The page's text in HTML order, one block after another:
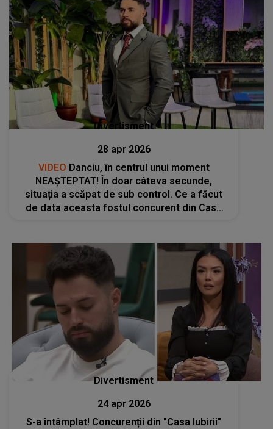
Divertisment
28 apr 2026
VIDEO Danciu, în centrul unui moment
NEAȘTEPTAT! În doar câteva secunde,
situația a scăpat de sub control. Ce a făcut
de data aceasta fostul concurent din Casa
Divertisment
24 apr 2026
S-a întâmplat! Concurenții din "Casa Iubirii"